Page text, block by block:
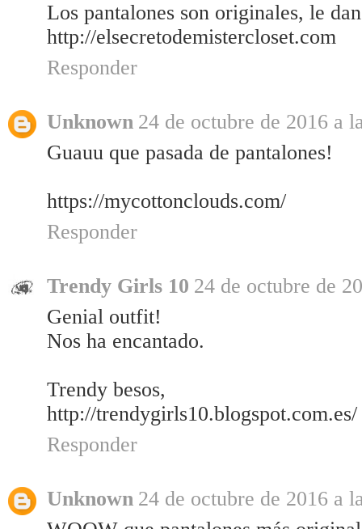
Los pantalones son originales, le
http://elsecretodemistercloset.com
Responder
Unknown 24 de octubre de 2016 a
Guauu que pasada de pantalones!
https://mycottonclouds.com/
Responder
Trendy Girls 10 24 de octubre de
Genial outfit!
Nos ha encantado.
Trendy besos,
http://trendygirls10.blogspot.com.es/
Responder
Unknown 24 de octubre de 2016 a